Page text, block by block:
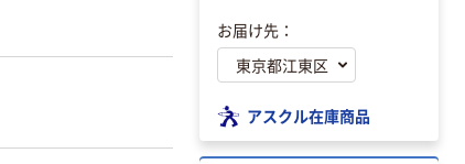
お届け先：
アスクル在庫商品